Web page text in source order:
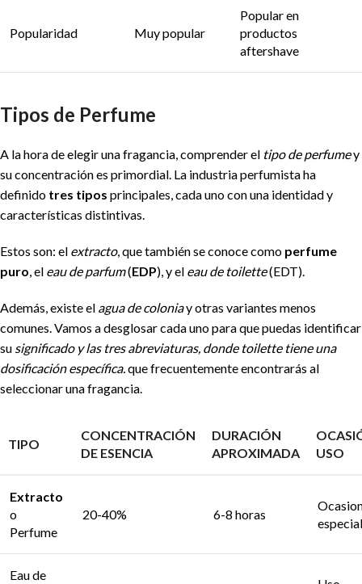
Popularidad Muy popular
Popular en
productos
aftershave
Tipos de Perfume
A la hora de elegir una fragancia, comprender el tipo de perfumey
su concentración es primordial. La industria perfumista ha
definido tres tipos principales, cada uno con una identidad y
características distintivas.
Estos son: el extracto, que también se conoce como perfume
puro , el eau de parfum(EDP), y el eau de toilette(EDT).
Además, existe el agua de coloniay otras variantes menos
comunes. Vamos a desglosar cada uno para que puedas identificar
su significado y las tres abreviaturas, donde toilette tiene una
dosificación específica. que frecuentemente encontrarás al
seleccionar una fragancia.
TIPO
CONCENTRACIÓN
DE ESENCIA
DURACIÓN
APROXIMADA
USO
Extracto
o
Perfume
20-40% 6-8 horas
Eau de